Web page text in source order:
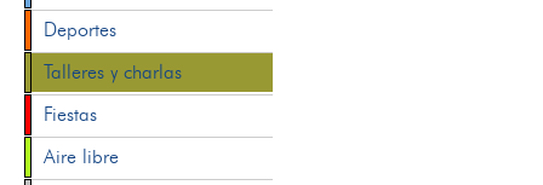
Deportes
Talleres y charlas
Fiestas
Aire libre